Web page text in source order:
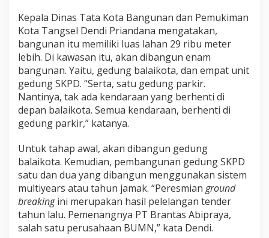
Kepala Dinas Tata Kota Bangunan dan Pemukiman
Kota Tangsel Dendi Priandana mengatakan,
bangunan itu memiliki luas lahan 29 ribu meter
lebih. Di kawasan itu, akan dibangun enam
bangunan. Yaitu, gedung balaikota, dan empat unit
gedung SKPD. “Serta, satu gedung parkir.
Nantinya, tak ada kendaraan yang berhenti di
depan balaikota. Semua kendaraan, berhenti di
gedung parkir,” katanya.
Untuk tahap awal, akan dibangun gedung
balaikota. Kemudian, pembangunan gedung SKPD
satu dan dua yang dibangun menggunakan sistem
multiyears atau tahun jamak. “Peresmianground
breakingini merupakan hasil pelelangan tender
tahun lalu. Pemenangnya PT Brantas Abipraya,
salah satu perusahaan BUMN,” kata Dendi.